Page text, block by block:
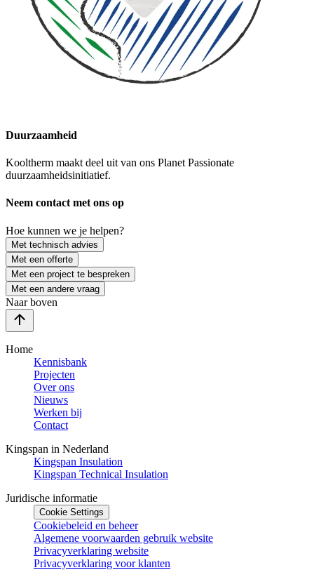
Duurzaamheid
Kooltherm maakt deel uit van ons Planet Passionate
duurzaamheidsinitiatief.
Neem contact met ons op
Hoe kunnen we je helpen?
Met technisch advies
Met een offerte
Met een project te bespreken
Met een andere vraag
Naar boven
Home
Kennisbank
Projecten
Over ons
Nieuws
Werken bij
Contact
Kingspan in Nederland
Kingspan Insulation
Kingspan Technical Insulation
Juridische informatie
Cookie Settings
Cookiebeleid en beheer
Algemene voorwaarden gebruik website
Privacyverklaring website
Privacyverklaring voor klanten